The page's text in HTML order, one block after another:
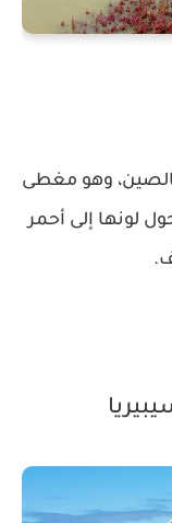
وهو مغطى
لونها إلى أحمر